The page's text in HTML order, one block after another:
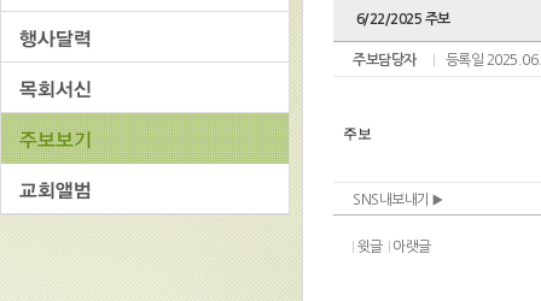
6/22/2025 주보
주보담당자 등록일
SNS내보내기
윗글 아랫글